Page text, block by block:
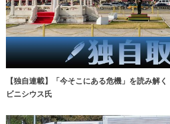
【独自連載】「今そこにある危機」を読み解
ビニシウス氏